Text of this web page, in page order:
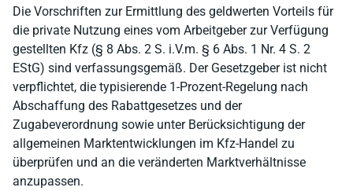
Die Vorschriften zur Ermittlung des geldwerten Vorteils für
die private Nutzung eines vom Arbeitgeber zur Verfügung
gestellten Kfz (§ 8 Abs. 2 S. i.V.m. § 6 Abs. 1 Nr. 4 S. 2
EStG) sind verfassungsgemäß. Der Gesetzgeber ist nicht
verpflichtet, die typisierende 1-Prozent-Regelung nach
Abschaffung des Rabattgesetzes und der
Zugabeverordnung sowie unter Berücksichtigung der
allgemeinen Marktentwicklungen im Kfz-Handel zu
überprüfen und an die veränderten Marktverhältnisse
anzupassen.